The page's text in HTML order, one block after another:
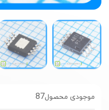
87موجودی محصول